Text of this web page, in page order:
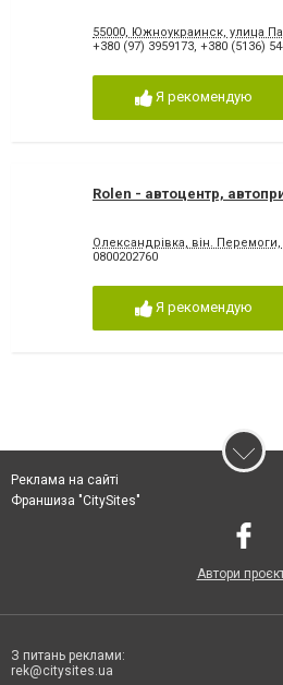
55000, Южноукраинск, улица
+380 (97) 3959173, +380 (5136)
Я рекомендую
Rolen - автоцентр,
Олександрівка, він. Перемоги,
0800202760
Я рекомендую
Реклама на сайті
Франшиза "CitySites"
Автори
З питань реклами:
rek@citysites.ua